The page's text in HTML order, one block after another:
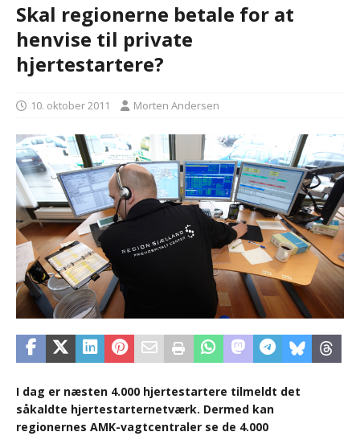
Skal regionerne betale for at
henvise til private
hjertestartere?
10. oktober 2011 Morten Andersen
I dag er næsten 4.000 hjertestartere tilmeldt det
såkaldte hjertestarternetværk. Dermed kan
regionernes AMK-vagtcentraler se de 4.000